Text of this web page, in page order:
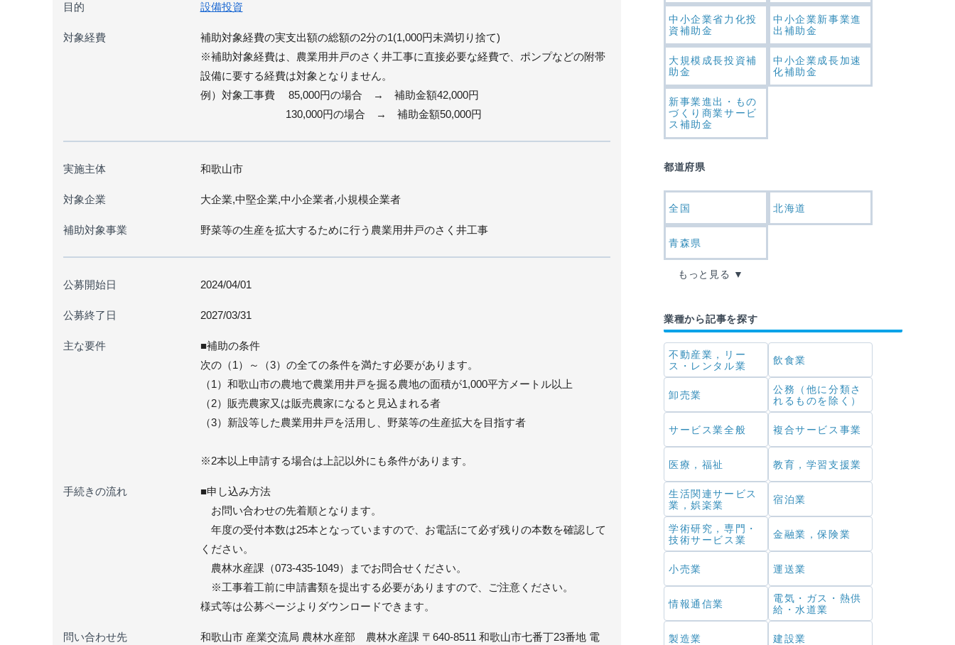
目的 設備投資
対象経費
補助対象経費の実支出額の総額の2分の1(1,000円未満切り捨て)
※補助対象経費は、農業用井戸のさく井工事に直接必要な経費で、ポンプなどの附帯
設備に要する経費は対象となりません。
例）対象工事費 85,000円の場合 → 補助金額42,000円
130,000円の場合 → 補助金額50,000円
実施主体 和歌山市
対象企業 大企業,中堅企業,中小企業者,小規模企業者
補助対象事業 野菜等の生産を拡大するために行う農業用井戸のさく井工事
公募開始日 2024/04/01
公募終了日 2027/03/31
主な要件
■補助の条件
次の（1）～（3）の全ての条件を満たす必要があります。
（1）和歌山市の農地で農業用井戸を掘る農地の面積が1,000平方メートル以上
（2）販売農家又は販売農家になると見込まれる者
（3）新設等した農業用井戸を活用し、野菜等の生産拡大を目指す者
※2本以上申請する場合は上記以外にも条件があります。
手続きの流れ
■申し込み方法
お問い合わせの先着順となります。
年度の受付本数は25本となっていますので、お電話にて必ず残りの本数を確認して
ください。
農林水産課（073-435-1049）までお問合せください。
※工事着工前に申請書類を提出する必要がありますので、ご注意ください。
様式等は公募ページよりダウンロードできます。
問い合わせ先
和歌山市 産業交流局 農林水産部 農林水産課 〒640-8511 和歌山市七番丁23番地 電
中小企業省力化投
資補助金
中小企業新事業進
出補助金
大規模成長投資補
助金
中小企業成長加速
化補助金
新事業進出・もの
づくり商業サービ
ス補助金
都道府県
全国 北海道
青森県
もっと見る
業種から記事を探す
不動産業，リー
ス・レンタル業
飲食業
卸売業
公務（他に分類さ
れるものを除く）
サービス業全般 複合サービス事業
医療，福祉 教育，学習支援業
生活関連サービス
業，娯楽業
宿泊業
学術研究，専門・
技術サービス業
金融業，保険業
小売業 運送業
情報通信業
電気・ガス・熱供
給・水道業
製造業 建設業